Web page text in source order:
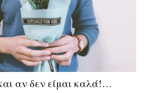
αν δεν είμαι καλά!…